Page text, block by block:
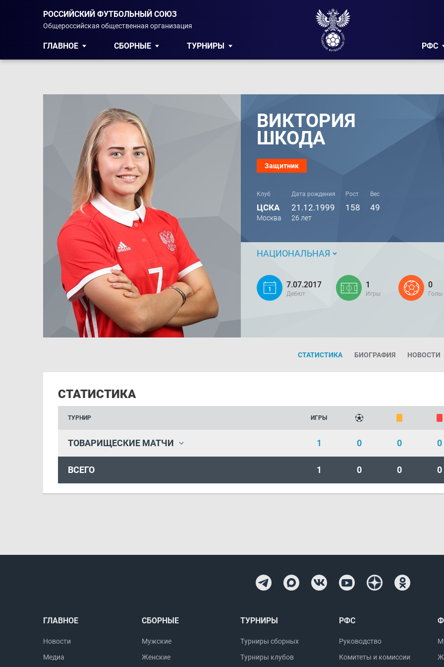
РОССИЙСКИЙ ФУТБОЛЬНЫЙ СОЮЗ
Общероссийская общественная организация
ГЛАВНОЕ СБОРНЫЕ ТУРНИРЫ РФС
ВИКТОРИЯ
ШКОДА
Защитник
Клуб
ЦСКА
Москва
Дата рождения
21.12.1999
26 лет
Рост
158
Вес
49
НАЦИОНАЛЬНАЯ
7.07.2017
Дебют
1
Игры
0
Голы
СТАТИСТИКА БИОГРАФИЯ НОВОСТИ
СТАТИСТИКА
ТУРНИР ИГРЫ
ТОВАРИЩЕСКИЕ МАТЧИ 1 0 0 0
ВСЕГО 1 0 0 0
ГЛАВНОЕ
Новости
Медиа
СБОРНЫЕ
Мужские
Женские
ТУРНИРЫ
Турниры сборных
Турниры клубов
РФС
Руководство
Комитеты и комиссии